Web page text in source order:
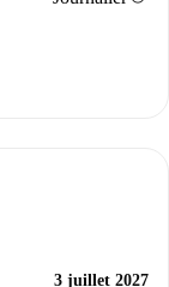
3 juillet 2027